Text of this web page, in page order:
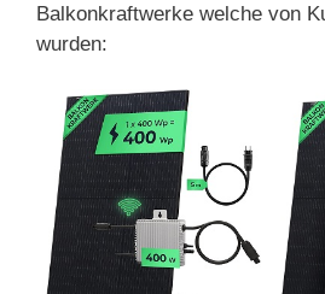
Balkonkraftwerke welche von
wurden: